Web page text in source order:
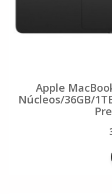
Apple
Núcleos/36GB/